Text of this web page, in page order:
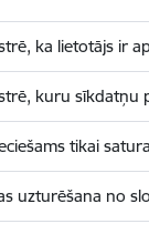
ka lietotājs ir
kuru sīkdatņu
tikai
uzturēšana no